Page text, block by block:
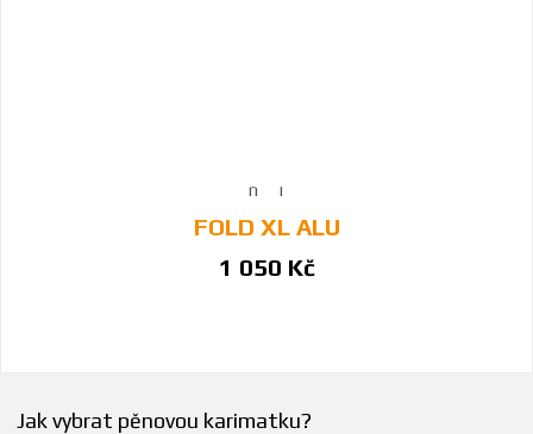
FOLD XL ALU
1 050 Kč
Jak vybrat pěnovou karimatku?